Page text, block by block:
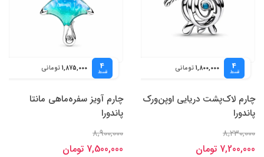
4
قسط 1,800,000 تومانی
چارم لاک‌پشت دریایی اوپن‌ورک
پاندورا
8,230,000
7,200,000 تومان
4
قسط 1,875,000 تومانی
چارم آویز سفره‌ماهی مانتا
پاندورا
8,900,000
7,500,000 تومان